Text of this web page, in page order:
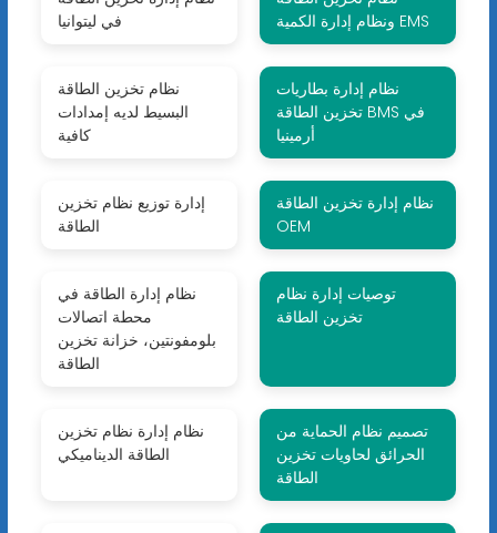
في ليتوانيا
ونظام إدارة الكمية EMS
نظام تخزين الطاقة
البسيط لديه إمدادات
كافية
نظام إدارة بطاريات
تخزين الطاقة BMS في
أرمينيا
إدارة توزيع نظام تخزين
الطاقة
نظام إدارة تخزين الطاقة
OEM
نظام إدارة الطاقة في
محطة اتصالات
بلومفونتين، خزانة تخزين
الطاقة
توصيات إدارة نظام
تخزين الطاقة
نظام إدارة نظام تخزين
الطاقة الديناميكي
تصميم نظام الحماية من
الحرائق لحاويات تخزين
الطاقة